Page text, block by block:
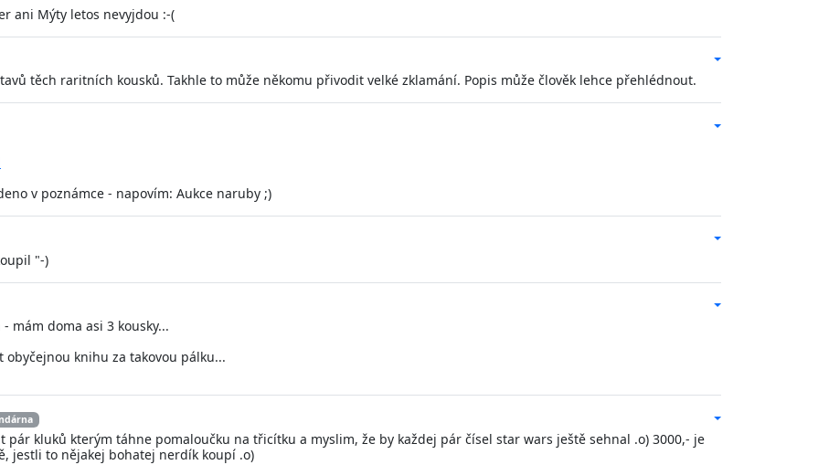
ani Mýty letos nevyjdou :-(
těch raritních kousků. Takhle to může někomu přivodit velké zklamání. Popis může člověk lehce přehlédnout.
v poznámce - napovím: Aukce naruby ;)
"-)
mám doma asi 3 kousky...
knihu za takovou pálku...
kluků kterým táhne pomaloučku na třicítku a myslim, že by každej pár čísel star wars ještě sehnal .o) 3000,- je
jestli to nějakej bohatej nerdík koupí .o)